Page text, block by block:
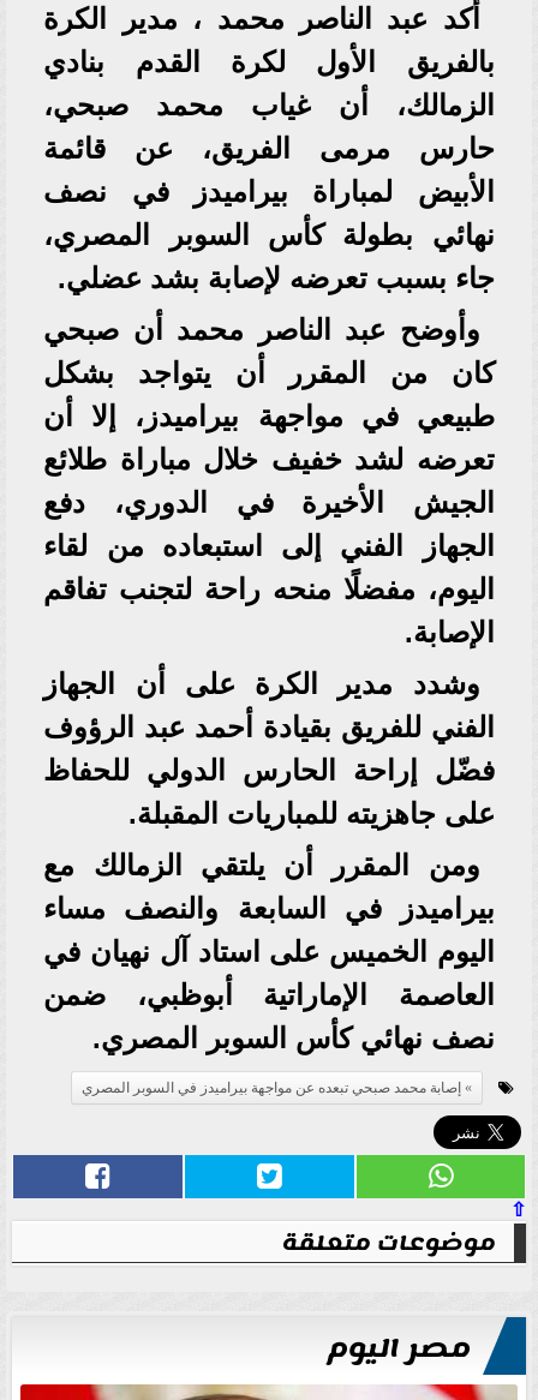
أكد عبد الناصر محمد ، مدير الكرة
بالفريق الأول لكرة القدم بنادي
الزمالك، أن غياب محمد صبحي،
حارس مرمى الفريق، عن قائمة
الأبيض لمباراة بيراميدز في نصف
نهائي بطولة كأس السوبر المصري،
جاء بسبب تعرضه لإصابة بشد عضلي.
وأوضح عبد الناصر محمد أن صبحي
كان من المقرر أن يتواجد بشكل
طبيعي في مواجهة بيراميدز، إلا أن
تعرضه لشد خفيف خلال مباراة طلائع
الجيش الأخيرة في الدوري، دفع
الجهاز الفني إلى استبعاده من لقاء
اليوم، مفضلًا منحه راحة لتجنب تفاقم
الإصابة.
وشدد مدير الكرة على أن الجهاز
الفني للفريق بقيادة أحمد عبد الرؤوف
فضّل إراحة الحارس الدولي للحفاظ
على جاهزيته للمباريات المقبلة.
ومن المقرر أن يلتقي الزمالك مع
بيراميدز في السابعة والنصف مساء
اليوم الخميس على استاد آل نهيان في
العاصمة الإماراتية أبوظبي، ضمن
نصف نهائي كأس السوبر المصري.
إصابة محمد صبحي تبعده عن مواجهة بيراميدز في السوبر المصري
⇧
موضوعات متعلقة
مصر اليوم